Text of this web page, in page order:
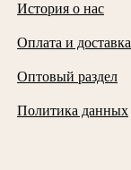
История о нас
Оплата и доставка
Оптовый раздел
Политика данных